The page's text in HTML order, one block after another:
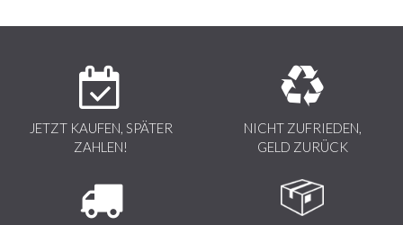
JETZT KAUFEN, SPÄTER
ZAHLEN!
NICHT ZUFRIEDEN,
GELD ZURÜCK